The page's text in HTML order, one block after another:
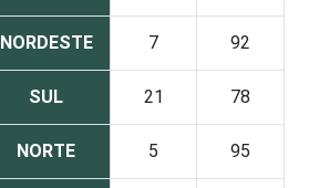
NORDESTE 7 92
SUL 21 78
NORTE 5 95